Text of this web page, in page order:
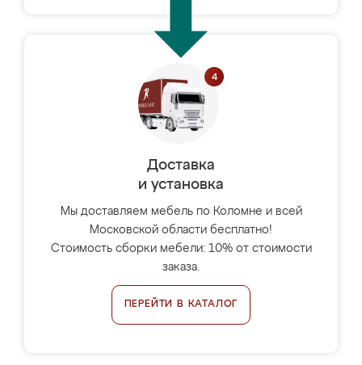
Доставка
и установка
Мы доставляем мебель по Коломне и всей
Московской области бесплатно!
Стоимость сборки мебели: 10% от стоимости
заказа.
ПЕРЕЙТИ В КАТАЛОГ